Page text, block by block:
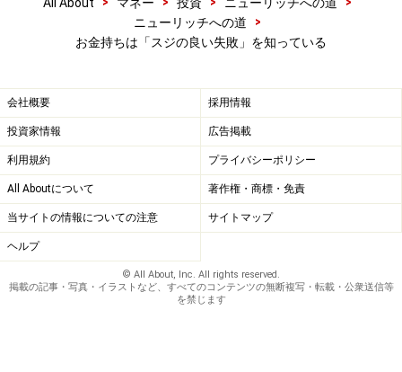
そう捉えれば、「失敗した」というつらい感情の記憶は
す。
そして次に同じような場面に直面したときその教訓がよ
みがえり、より適切な意思決定がより短時間でできるよ
うになるのです。
※記事内容は執筆時点のものです。最新の内容をご確認くださ
い。
All About マネー 投資 ニューリッチへの道
ニューリッチへの道
>
お金持ちは「スジの良い失敗」を知っている
会社概要 採用情報
投資家情報 広告掲載
利用規約 プライバシーポリシー
All Aboutについて 著作権・商標・免責
当サイトの情報についての注意 サイトマップ
ヘルプ
© All About, Inc. All rights reserved.
掲載の記事・写真・イラストなど、すべてのコンテンツの無断複写・転載・公衆送信等
を禁じます